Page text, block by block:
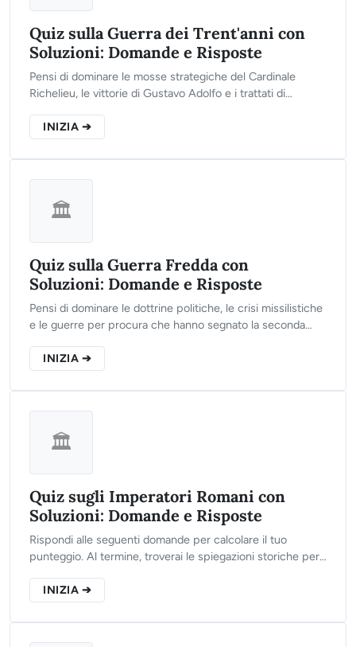
Quiz sulla Guerra dei Trent'anni con
Soluzioni: Domande e Risposte
Pensi di dominare le mosse strategiche del Cardinale
Richelieu, le vittorie di Gustavo Adolfo e i trattati di
domande del nostro test interattivo e scopri il tuo reale
livello di preparazione storica!
INIZIA ➔
🏛️
Quiz sulla Guerra Fredda con
Soluzioni: Domande e Risposte
Pensi di dominare le dottrine politiche, le crisi missilistiche
e le guerre per procura che hanno segnato la seconda
domande del nostro test interattivo e scopri il tuo reale
livello di preparazione!
INIZIA ➔
🏛️
Quiz sugli Imperatori Romani con
Soluzioni: Domande e Risposte
Rispondi alle seguenti domande per calcolare il tuo
punteggio. Al termine, troverai le spiegazioni storiche per
apprendimento.
INIZIA ➔